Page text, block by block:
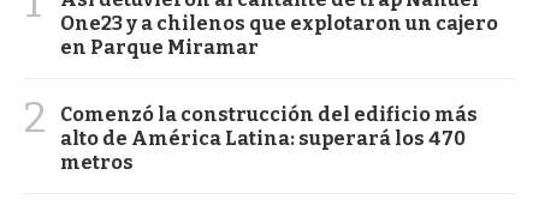
One23 y a chilenos que explotaron un cajero
en Parque Miramar
2
Comenzó la construcción del edificio más
alto de América Latina: superará los 470
metros